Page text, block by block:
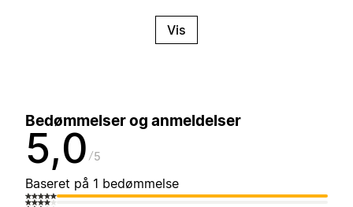
Vis
Bedømmelser og anmeldelser
5,0 5
Baseret på 1 bedømmelse